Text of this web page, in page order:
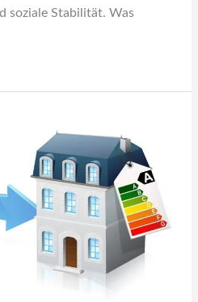
soziale Stabilität. Was